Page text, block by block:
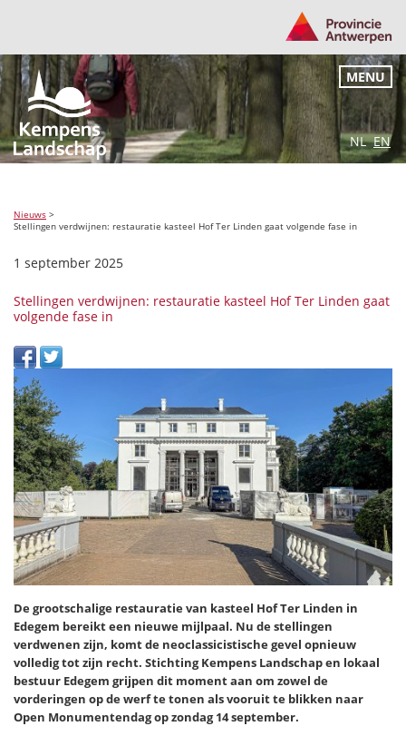
NL EN
MENU
Nieuws >
Stellingen verdwijnen: restauratie kasteel Hof Ter Linden gaat volgende fase in
1 september 2025
Stellingen verdwijnen: restauratie kasteel Hof Ter Linden gaat
volgende fase in
De grootschalige restauratie van kasteel Hof Ter Linden in
Edegem bereikt een nieuwe mijlpaal. Nu de stellingen
verdwenen zijn, komt de neoclassicistische gevel opnieuw
volledig tot zijn recht. Stichting Kempens Landschap en lokaal
bestuur Edegem grijpen dit moment aan om zowel de
vorderingen op de werf te tonen als vooruit te blikken naar
Open Monumentendag op zondag 14 september.